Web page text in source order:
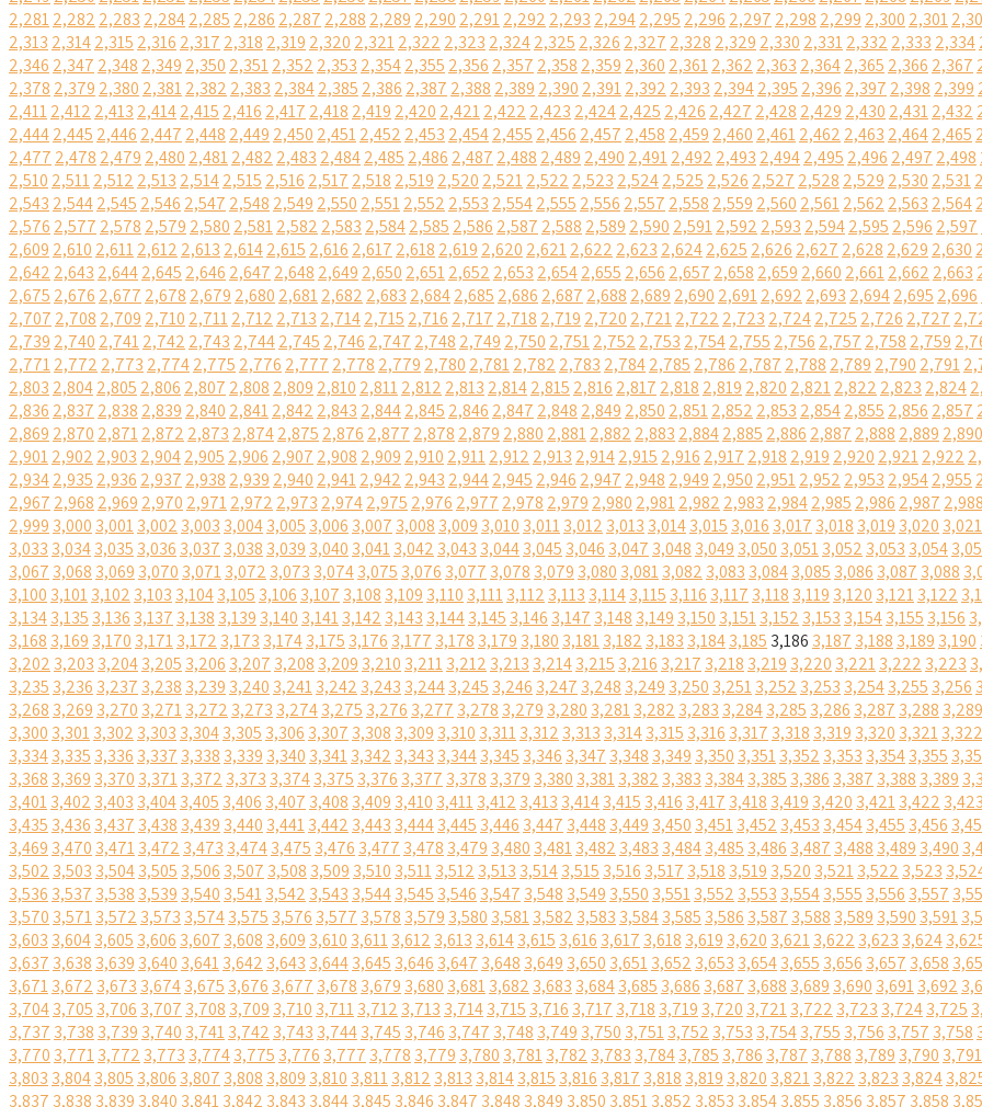
2,2812,282 2,283 2,2842,285 2,286 2,287 2,288 2,289 2,290 2,2912,292 2,293 2,2942,295 2,296 2,297 2,298 2,299 2,300 2,301
2,313 2,3142,315 2,316 2,317 2,318 2,319 2,320 2,3212,322 2,323 2,3242,325 2,326 2,327 2,328 2,329 2,330 2,3312,332 2,333 2,334
2,346 2,347 2,348 2,349 2,350 2,3512,352 2,353 2,3542,355 2,356 2,357 2,358 2,359 2,360 2,3612,362 2,363 2,3642,365 2,366 2,367
2,378 2,379 2,380 2,3812,382 2,383 2,3842,385 2,386 2,387 2,388 2,389 2,390 2,3912,392 2,393 2,3942,395 2,396 2,397 2,398 2,399
2,4112,412 2,413 2,4142,415 2,416 2,417 2,418 2,419 2,420 2,4212,422 2,423 2,4242,425 2,426 2,427 2,428 2,429 2,430 2,4312,432
2,4442,445 2,446 2,447 2,448 2,449 2,450 2,4512,452 2,453 2,4542,455 2,456 2,457 2,458 2,459 2,460 2,4612,462 2,463 2,4642,465
2,477 2,478 2,479 2,480 2,4812,482 2,483 2,4842,485 2,486 2,487 2,488 2,489 2,490 2,4912,492 2,493 2,4942,495 2,496 2,497 2,498
2,510 2,5112,512 2,513 2,5142,515 2,516 2,517 2,518 2,519 2,520 2,5212,522 2,523 2,5242,525 2,526 2,527 2,528 2,529 2,530 2,531
2,543 2,5442,545 2,546 2,547 2,548 2,549 2,550 2,5512,552 2,553 2,5542,555 2,556 2,557 2,558 2,559 2,560 2,5612,562 2,563 2,564
2,576 2,577 2,578 2,579 2,580 2,5812,582 2,583 2,5842,585 2,586 2,587 2,588 2,589 2,590 2,5912,592 2,593 2,5942,595 2,596 2,597
2,609 2,610 2,6112,612 2,613 2,6142,615 2,616 2,617 2,618 2,619 2,620 2,6212,622 2,623 2,6242,625 2,626 2,627 2,628 2,629 2,630
2,642 2,643 2,6442,645 2,646 2,647 2,648 2,649 2,650 2,6512,652 2,653 2,6542,655 2,656 2,657 2,658 2,659 2,660 2,6612,662 2,663
2,675 2,676 2,677 2,678 2,679 2,680 2,6812,682 2,683 2,6842,685 2,686 2,687 2,688 2,689 2,690 2,6912,692 2,693 2,6942,695 2,696
2,707 2,708 2,709 2,710 2,7112,712 2,713 2,7142,715 2,716 2,717 2,718 2,719 2,720 2,7212,722 2,723 2,7242,725 2,726 2,727
2,739 2,740 2,7412,742 2,743 2,7442,745 2,746 2,747 2,748 2,749 2,750 2,7512,752 2,753 2,7542,755 2,756 2,757 2,758 2,759
2,7712,772 2,773 2,7742,775 2,776 2,777 2,778 2,779 2,780 2,7812,782 2,783 2,7842,785 2,786 2,787 2,788 2,789 2,790 2,791
2,803 2,8042,805 2,806 2,807 2,808 2,809 2,810 2,8112,812 2,813 2,8142,815 2,816 2,817 2,818 2,819 2,820 2,8212,822 2,823 2,824
2,836 2,837 2,838 2,839 2,840 2,8412,842 2,843 2,8442,845 2,846 2,847 2,848 2,849 2,850 2,8512,852 2,853 2,8542,855 2,856 2,857
2,869 2,870 2,8712,872 2,873 2,8742,875 2,876 2,877 2,878 2,879 2,880 2,8812,882 2,883 2,8842,885 2,886 2,887 2,888 2,889 2,890
2,9012,902 2,903 2,9042,905 2,906 2,907 2,908 2,909 2,910 2,9112,912 2,913 2,9142,915 2,916 2,917 2,918 2,919 2,920 2,9212,922
2,9342,935 2,936 2,937 2,938 2,939 2,940 2,9412,942 2,943 2,9442,945 2,946 2,947 2,948 2,949 2,950 2,9512,952 2,953 2,9542,955
2,967 2,968 2,969 2,970 2,9712,972 2,973 2,9742,975 2,976 2,977 2,978 2,979 2,980 2,9812,982 2,983 2,9842,985 2,986 2,987 2,988
2,999 3,000 3,0013,002 3,003 3,0043,005 3,006 3,007 3,008 3,009 3,010 3,0113,012 3,013 3,0143,015 3,016 3,017 3,018 3,019 3,020 3,021
3,033 3,0343,035 3,036 3,037 3,038 3,039 3,040 3,0413,042 3,043 3,0443,045 3,046 3,047 3,048 3,049 3,050 3,0513,052 3,053 3,054
3,067 3,068 3,069 3,070 3,0713,072 3,073 3,0743,075 3,076 3,077 3,078 3,079 3,080 3,0813,082 3,083 3,0843,085 3,086 3,087 3,088
3,100 3,1013,102 3,103 3,1043,105 3,106 3,107 3,108 3,109 3,110 3,1113,112 3,113 3,1143,115 3,116 3,117 3,118 3,119 3,120 3,1213,122
3,1343,135 3,136 3,137 3,138 3,139 3,140 3,1413,142 3,143 3,1443,145 3,146 3,147 3,148 3,149 3,150 3,1513,152 3,153 3,1543,155 3,156
3,168 3,169 3,170 3,1713,172 3,173 3,1743,175 3,176 3,177 3,178 3,179 3,180 3,1813,182 3,183 3,1843,185 3,186 3,187 3,188 3,189 3,190
3,202 3,203 3,2043,205 3,206 3,207 3,208 3,209 3,210 3,2113,212 3,213 3,2143,215 3,216 3,217 3,218 3,219 3,220 3,2213,222 3,223
3,235 3,236 3,237 3,238 3,239 3,240 3,2413,242 3,243 3,2443,245 3,246 3,247 3,248 3,249 3,250 3,2513,252 3,253 3,2543,255 3,256
3,268 3,269 3,270 3,2713,272 3,273 3,2743,275 3,276 3,277 3,278 3,279 3,280 3,2813,282 3,283 3,2843,285 3,286 3,287 3,288 3,289
3,300 3,3013,302 3,303 3,3043,305 3,306 3,307 3,308 3,309 3,310 3,3113,312 3,313 3,3143,315 3,316 3,317 3,318 3,319 3,320 3,3213,322
3,3343,335 3,336 3,337 3,338 3,339 3,340 3,3413,342 3,343 3,3443,345 3,346 3,347 3,348 3,349 3,350 3,3513,352 3,353 3,3543,355
3,368 3,369 3,370 3,3713,372 3,373 3,3743,375 3,376 3,377 3,378 3,379 3,380 3,3813,382 3,383 3,3843,385 3,386 3,387 3,388 3,389
3,4013,402 3,403 3,4043,405 3,406 3,407 3,408 3,409 3,410 3,4113,412 3,413 3,4143,415 3,416 3,417 3,418 3,419 3,420 3,4213,422 3,423
3,435 3,436 3,437 3,438 3,439 3,440 3,4413,442 3,443 3,4443,445 3,446 3,447 3,448 3,449 3,450 3,4513,452 3,453 3,4543,455 3,456
3,469 3,470 3,4713,472 3,473 3,4743,475 3,476 3,477 3,478 3,479 3,480 3,4813,482 3,483 3,4843,485 3,486 3,487 3,488 3,489 3,490
3,502 3,503 3,5043,505 3,506 3,507 3,508 3,509 3,510 3,5113,512 3,513 3,5143,515 3,516 3,517 3,518 3,519 3,520 3,5213,522 3,523
3,536 3,537 3,538 3,539 3,540 3,5413,542 3,543 3,5443,545 3,546 3,547 3,548 3,549 3,550 3,5513,552 3,553 3,5543,555 3,556 3,557
3,570 3,5713,572 3,573 3,5743,575 3,576 3,577 3,578 3,579 3,580 3,5813,582 3,583 3,5843,585 3,586 3,587 3,588 3,589 3,590 3,591
3,603 3,6043,605 3,606 3,607 3,608 3,609 3,610 3,6113,612 3,613 3,6143,615 3,616 3,617 3,618 3,619 3,620 3,6213,622 3,623 3,624
3,637 3,638 3,639 3,640 3,6413,642 3,643 3,6443,645 3,646 3,647 3,648 3,649 3,650 3,6513,652 3,653 3,6543,655 3,656 3,657 3,658
3,6713,672 3,673 3,6743,675 3,676 3,677 3,678 3,679 3,680 3,6813,682 3,683 3,6843,685 3,686 3,687 3,688 3,689 3,690 3,6913,692
3,7043,705 3,706 3,707 3,708 3,709 3,710 3,7113,712 3,713 3,7143,715 3,716 3,717 3,718 3,719 3,720 3,7213,722 3,723 3,7243,725
3,737 3,738 3,739 3,740 3,7413,742 3,743 3,7443,745 3,746 3,747 3,748 3,749 3,750 3,7513,752 3,753 3,7543,755 3,756 3,757 3,758
3,770 3,7713,772 3,773 3,7743,775 3,776 3,777 3,778 3,779 3,780 3,7813,782 3,783 3,7843,785 3,786 3,787 3,788 3,789 3,790 3,791
3,803 3,8043,805 3,806 3,807 3,808 3,809 3,810 3,8113,812 3,813 3,8143,815 3,816 3,817 3,818 3,819 3,820 3,8213,822 3,823 3,824
3,837 3,838 3,839 3,840 3,8413,842 3,843 3,8443,845 3,846 3,847 3,848 3,849 3,850 3,8513,852 3,853 3,8543,855 3,856 3,857 3,858